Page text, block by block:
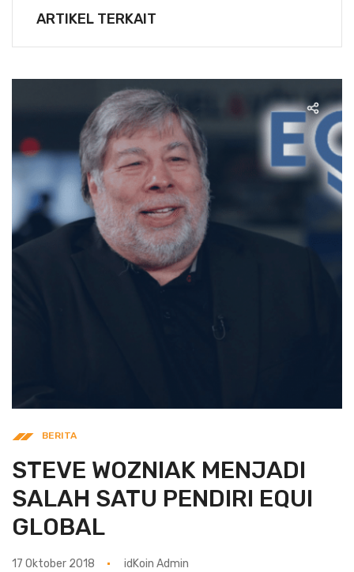
ARTIKEL TERKAIT
BERITA
STEVE WOZNIAK MENJADI
SALAH SATU PENDIRI EQUI
GLOBAL
17 Oktober 2018 idKoin Admin